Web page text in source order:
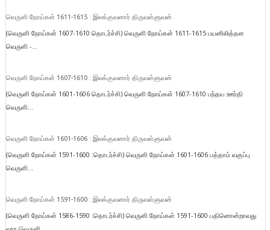
வெருளி நோய்கள் 1611-1615 : இலக்குவனார் திருவள்ளுவன்
(வெருளி நோய்கள் 1607-1610 தொடர்ச்சி) வெருளி நோய்கள் 1611-1615 பயனிலித்தள
வெருளி -...
வெருளி நோய்கள் 1607-1610 : இலக்குவனார் திருவள்ளுவன்
(வெருளி நோய்கள் 1601-1606 தொடர்ச்சி) வெருளி நோய்கள் 1607-1610 பந்தய ஊர்தி
வெருளி...
வெருளி நோய்கள் 1601-1606 : இலக்குவனார் திருவள்ளுவன்
(வெருளி நோய்கள் 1591-1600 :தொடர்ச்சி) வெருளி நோய்கள் 1601-1606 பத்தாம் வகுப்பு
வெருளி...
வெருளி நோய்கள் 1591-1600 : இலக்குவனார் திருவள்ளுவன்
(வெருளி நோய்கள் 1586-1590 :தொடர்ச்சி) வெருளி நோய்கள் 1591-1600 பதினொன்றாவது